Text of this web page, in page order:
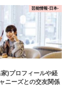
芸能情報-日本-
)プロフィールや経
ニーズとの交友関係